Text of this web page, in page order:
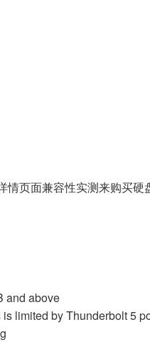
页面兼容性实测来购买硬
and above
limited by Thunderbolt 5